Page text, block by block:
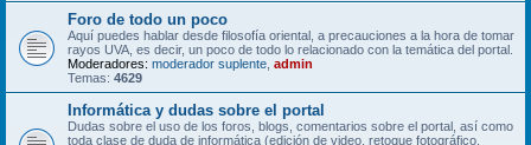
Foro de todo un poco
Aquí puedes hablar desde filosofía oriental, a precauciones a la hora de tomar
rayos UVA, es decir, un poco de todo lo relacionado con la temática del portal.
Moderadores: moderador suplente admin
Temas: 4629
Informática y dudas sobre el portal
Dudas sobre el uso de los foros, blogs, comentarios sobre el portal, así como
toda clase de duda de informática (edición de video, retoque fotográfico,